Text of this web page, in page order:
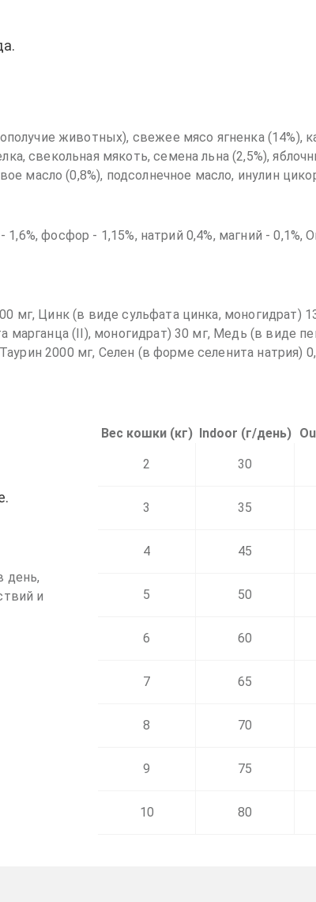
животных), свежее мясо ягненка (14%),
свекольная мякоть, семена льна (2,5%),
(0,8%), подсолнечное масло, инулин
фосфор - 1,15%, натрий 0,4%, магний - 0,1%,
мг, Цинк (в виде сульфата цинка, моногидрат)
(II), моногидрат) 30 мг, Медь (в виде
2000 мг, Селен (в форме селенита натрия)
день,
и
Вес кошки (кг) Indoor (г/день)
2 30
3 35
4 45
5 50
6 60
7 65
8 70
9 75
10 80